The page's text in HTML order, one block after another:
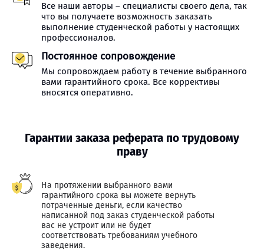
Все наши авторы – специалисты своего дела, так
что вы получаете возможность заказать
выполнение студенческой работы у настоящих
профессионалов.
Постоянное сопровождение
Мы сопровождаем работу в течение выбранного
вами гарантийного срока. Все коррективы
вносятся оперативно.
Гарантии заказа реферата по трудовому
праву
На протяжении выбранного вами
гарантийного срока вы можете вернуть
потраченные деньги, если качество
написанной под заказ студенческой работы
вас не устроит или не будет
соответствовать требованиям учебного
заведения.